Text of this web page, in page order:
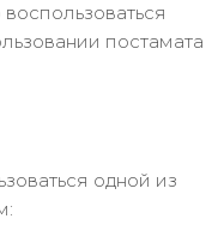
постамата
одной из